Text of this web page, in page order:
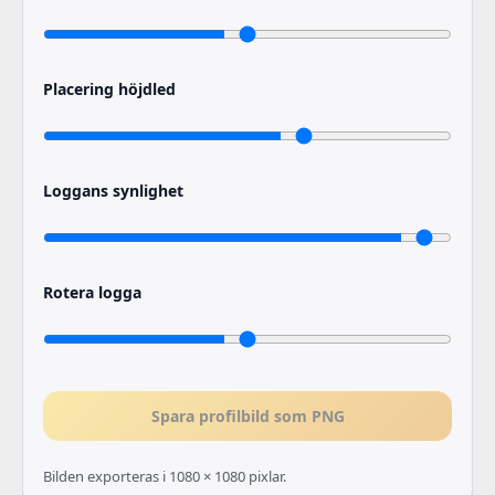
Placering höjdled
Loggans synlighet
Rotera logga
Spara profilbild som PNG
Bilden exporteras i 1080 × 1080 pixlar.